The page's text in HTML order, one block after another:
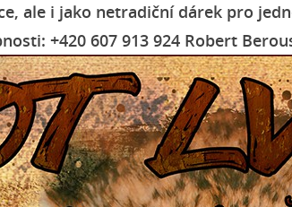
ale i jako netradiční dárek pro
+420 607 913 924 Robert